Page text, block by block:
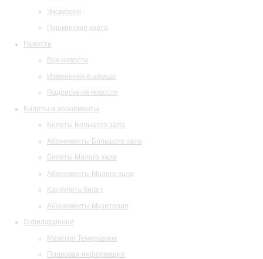
Экскурсии
Пушкинская карта
Новости
Все новости
Изменения в афише
Подписка на новости
Билеты и абонементы
Билеты Большого зала
Абонементы Большого зала
Билеты Малого зала
Абонементы Малого зала
Как купить билет
Абонементы Музитория
О филармонии
Маэстро Темирканов
Правовая информация